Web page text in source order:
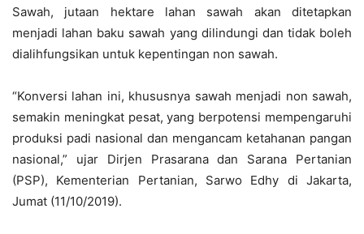
Sawah, jutaan hektare lahan sawah akan ditetapkan
menjadi lahan baku sawah yang dilindungi dan tidak boleh
dialihfungsikan untuk kepentingan non sawah.
“Konversi lahan ini, khususnya sawah menjadi non sawah,
semakin meningkat pesat, yang berpotensi mempengaruhi
produksi padi nasional dan mengancam ketahanan pangan
nasional,” ujar Dirjen Prasarana dan Sarana Pertanian
(PSP), Kementerian Pertanian, Sarwo Edhy di Jakarta,
Jumat (11/10/2019).